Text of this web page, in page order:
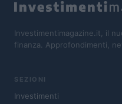
Investimentimagazine.it, il
finanza. Approfondimenti,
SEZIONI
Investimenti